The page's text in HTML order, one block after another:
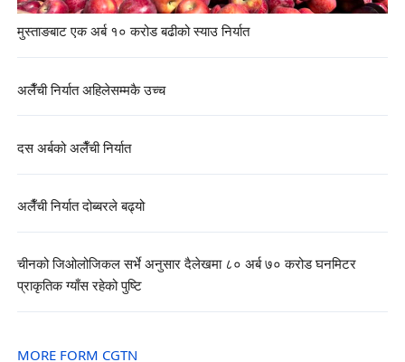
मुस्ताङबाट एक अर्ब १० करोड बढीको स्याउ निर्यात
अलैँची निर्यात अहिलेसम्मकै उच्च
दस अर्बको अलैँची निर्यात
अलैँची निर्यात दोब्बरले बढ्यो
चीनको जिओलोजिकल सर्भे अनुसार दैलेखमा ८० अर्ब ७० करोड घनमिटर
प्राकृतिक ग्याँस रहेको पुष्टि
MORE FORM CGTN